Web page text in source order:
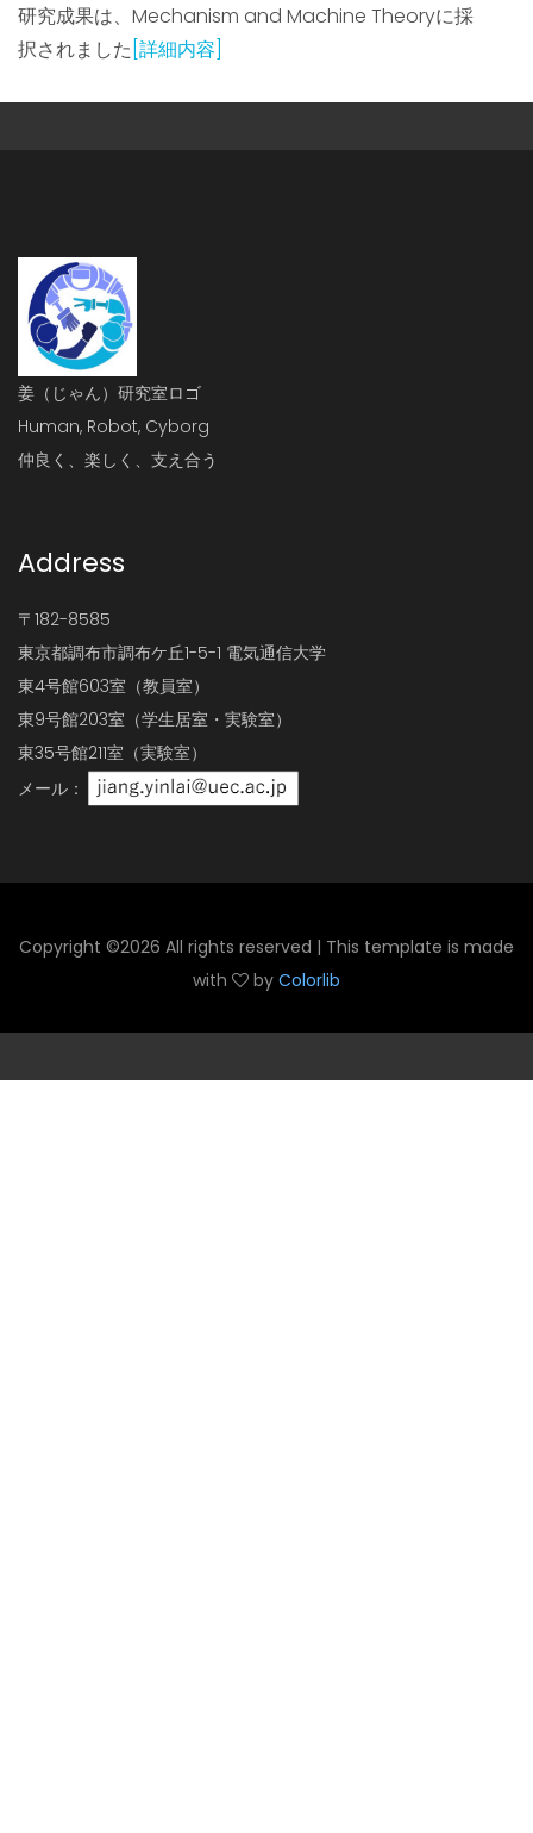
研究成果は、Mechanism and Machine Theoryに採
択されました [詳細内容]
姜（じゃん）研究室ロゴ
Human, Robot, Cyborg
仲良く、楽しく、支え合う
Address
〒182-8585
東京都調布市調布ケ丘1-5-1 電気通信大学
東4号館603室（教員室）
東9号館203室（学生居室・実験室）
東35号館211室（実験室）
メール：
Copyright ©2026 All rights reserved | This template is made
with
by Colorlib